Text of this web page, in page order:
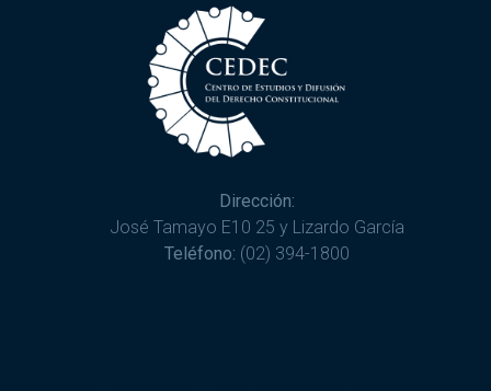
Dirección:
José Tamayo E10 25 y Lizardo García
Teléfono: (02) 394-1800